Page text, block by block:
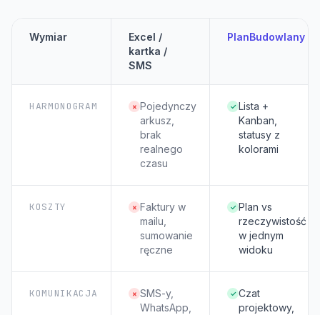
Wymiar
Excel /
kartka /
SMS
PlanBudowlany
HARMONOGRAM × Pojedynczy
arkusz,
brak
realnego
czasu
✓ Lista +
Kanban,
statusy z
kolorami
KOSZTY × Faktury w
mailu,
sumowanie
ręczne
✓ Plan vs
rzeczywistość
w jednym
widoku
KOMUNIKACJA × SMS-y,
WhatsApp,
✓ Czat
projektowy,